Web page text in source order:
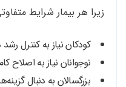
زیرا هر بیمار شرایط
کودکان نیاز به کنترل رشد
نوجوانان نیاز به اصلاح
بزرگسالان به دنبال